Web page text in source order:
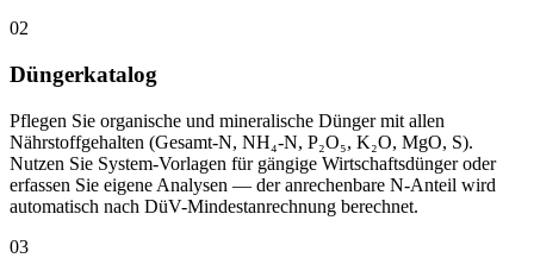
02
Düngerkatalog
Pflegen Sie organische und mineralische Dünger mit allen
Nährstoffgehalten (Gesamt-N, NH₄-N, P₂O₅, K₂O, MgO, S).
Nutzen Sie System-Vorlagen für gängige Wirtschaftsdünger oder
erfassen Sie eigene Analysen — der anrechenbare N-Anteil wird
automatisch nach DüV-Mindestanrechnung berechnet.
03